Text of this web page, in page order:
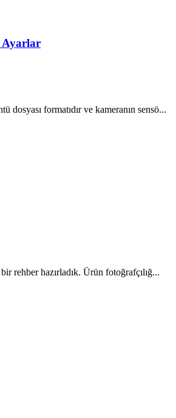
Ayarlar
formatıdır ve kameranın sensö...
rehber hazırladık. Ürün fotoğrafçılığ...